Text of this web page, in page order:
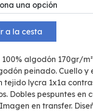
a la cesta
100% algodón 170gr/
peinado. Cuello y
tejido lycra 1x1a
Dobles pespuntes en
en transfer.